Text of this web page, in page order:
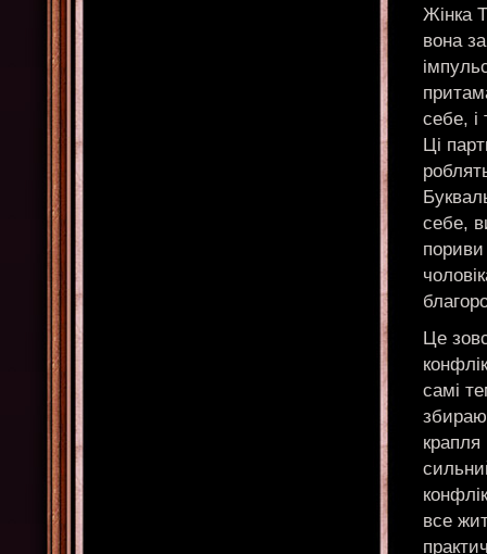
Жінка
вона
себе, і
Ці
себе,
пориви
Це
самі
все